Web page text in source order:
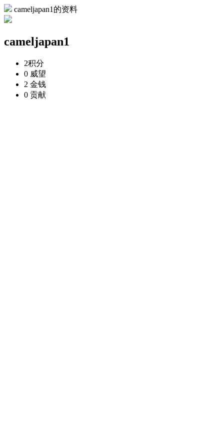
cameljapan1的资料
cameljapan1
2积分
0 威望
2 金钱
0 贡献